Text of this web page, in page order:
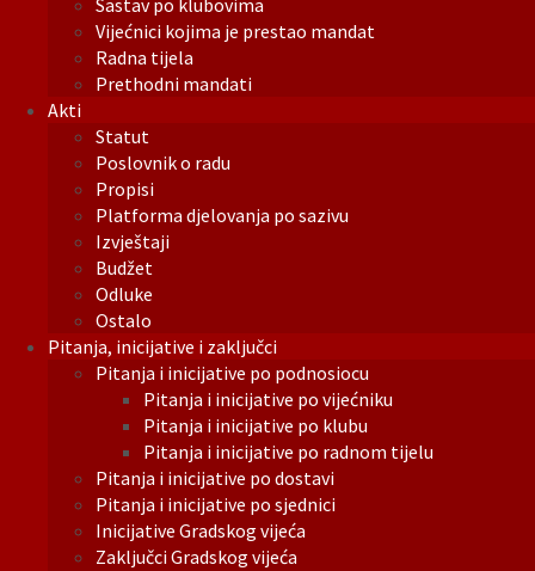
Sastav po klubovima
Vijećnici kojima je prestao mandat
Radna tijela
Prethodni mandati
Akti
Statut
Poslovnik o radu
Propisi
Platforma djelovanja po sazivu
Izvještaji
Budžet
Odluke
Ostalo
Pitanja, inicijative i zaključci
Pitanja i inicijative po podnosiocu
Pitanja i inicijative po vijećniku
Pitanja i inicijative po klubu
Pitanja i inicijative po radnom tijelu
Pitanja i inicijative po dostavi
Pitanja i inicijative po sjednici
Inicijative Gradskog vijeća
Zaključci Gradskog vijeća